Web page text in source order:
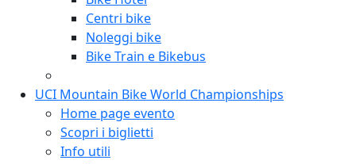
Centri bike
Noleggi bike
Bike Train e Bikebus
UCI Mountain Bike World Championships
Home page evento
Scopri i biglietti
Info utili